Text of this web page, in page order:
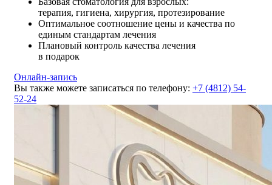
терапия, гигиена, хирургия, протезирование
Оптимальное соотношение цены и качества по
единым стандартам лечения
Плановый контроль качества лечения
в подарок
Онлайн-запись
Вы также можете записаться по телефону: +7 (4812) 54-
52-24